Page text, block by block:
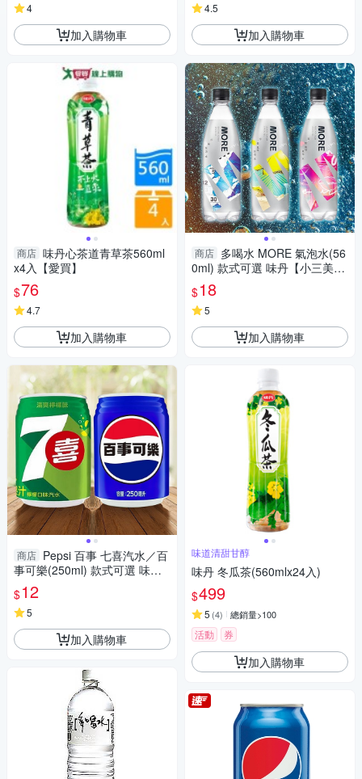
4
加入購物車
商店 味丹心茶道青草茶560ml
x4入【愛買】
$76
4.7
加入購物車
商店 Pepsi 百事 七喜汽水／百
事可樂(250ml) 款式可選 味丹
【小三美日】 DS024162 碳酸
飲料 軟性 氣泡飲
$12
5
加入購物車
4.5
加入購物車
商店 多喝水 MORE 氣泡水(56
0ml) 款式可選 味丹【小三美
日】 DS024149 無糖 調飲料
$18
5
加入購物車
味道清甜甘醇
味丹 冬瓜茶(560mlx24入)
$499
5 (4) 總銷量>100
活動 券
加入購物車